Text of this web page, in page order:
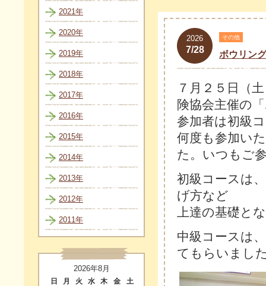
2026
7/28
その他
ボウリン
７月２５日（
険協会主催の
参加者は初級
何度も参加い
た。いつもご
初級コースは
げ方など
上達の基礎と
中級コースは
てもらいまし
2021年
2020年
2019年
2018年
2017年
2016年
2015年
2014年
2013年
2012年
2011年
2026年8月
日 月 火 水 木 金 土